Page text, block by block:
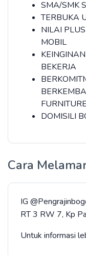
SMA/SMK
TERBUKA
NILAI
MOBIL
BEKERJA
FURNITURE
DOMISILI
Cara
IG
RT 3 RW 7, Kp
Untuk informasi